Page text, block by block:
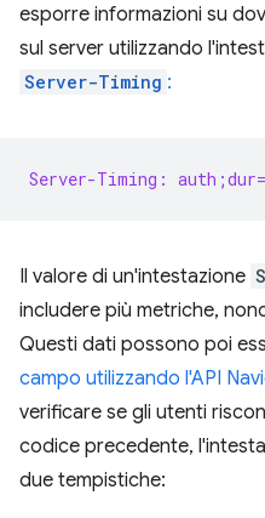
esporre informazioni su
sul server utilizzando
Server-Timing :
Server-Timing:
Il valore di un'intestazione
includere più metriche,
Questi dati possono poi
campo utilizzando l'API
verificare se gli utenti
codice precedente,
due tempistiche: